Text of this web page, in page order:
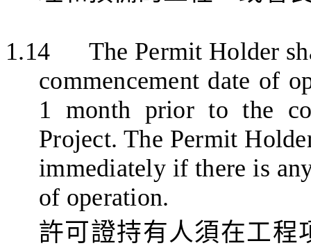
1.14
The Permit Holder
commencement date of
1 month prior to the
Project. The Permit
immediately if there is
of operation.
許可證持有人須在工程